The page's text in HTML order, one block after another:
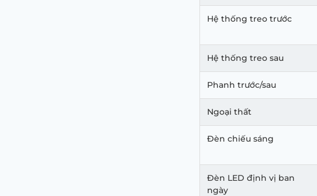
Hệ thống treo trước
Hệ thống treo sau
Phanh trước/sau
Ngoại thất
Đèn chiếu sáng
Đèn LED định vị ban
ngày